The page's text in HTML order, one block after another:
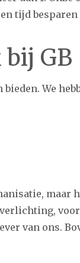
tijd
GB
We
maar
van ons.